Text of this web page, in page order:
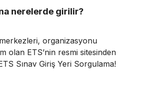
nerelerde girilir?
organizasyonu
olan ETS’nin resmi sitesinden
Sınav Giriş Yeri Sorgulama!